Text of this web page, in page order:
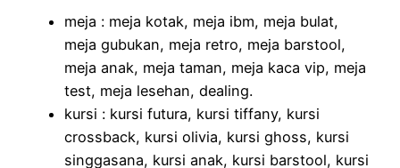
meja : meja kotak, meja ibm, meja bulat,
meja gubukan, meja retro, meja barstool,
meja anak, meja taman, meja kaca vip, meja
test, meja lesehan, dealing.
kursi : kursi futura, kursi tiffany, kursi
crossback, kursi olivia, kursi ghoss, kursi
singgasana, kursi anak, kursi barstool, kursi